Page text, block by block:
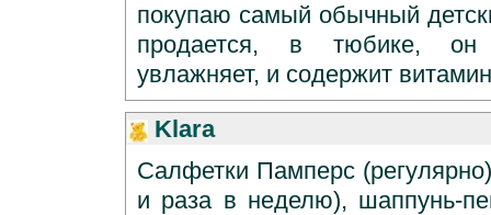
покупаю самый обычный
продается, в тюбике,
увлажняет, и содержит
Klara
Салфетки Памперс
и раза в неделю), шаппунь-